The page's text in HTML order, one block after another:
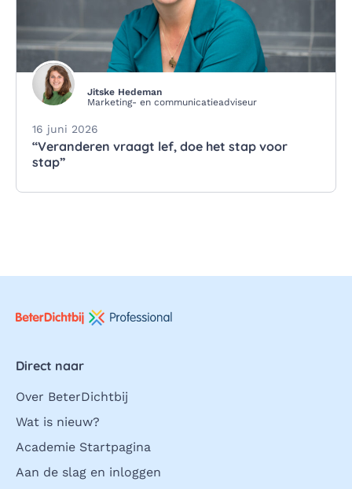
Jitske Hedeman
Marketing- en communicatieadviseur
16 juni 2026
“Veranderen vraagt lef, doe het stap voor
stap”
Direct naar
Over BeterDichtbij
Wat is nieuw?
Academie Startpagina
Aan de slag en inloggen